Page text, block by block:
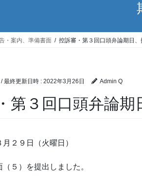
・案内、準備書面 控訴審・第３回口頭弁論期日、
/ 最終更新日時 : 2022年3月26日 Admin Q
第３回口頭弁論期
２９日（火曜日）
５）を提出しました。